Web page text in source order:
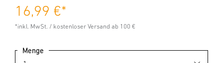
16,99 €*
*inkl. MwSt. / kostenloser Versand ab 100 €
Menge